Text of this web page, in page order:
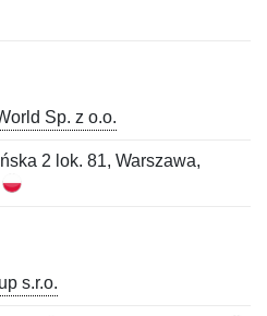
Sp. z o.o.
2 lok. 81, Warszawa,
s.r.o.